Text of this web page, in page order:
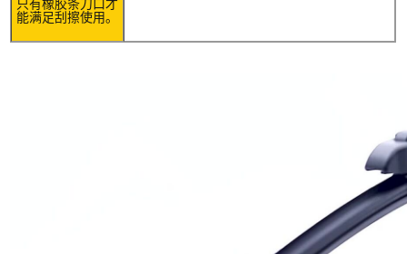
只有橡胶条刀口才
能满足刮擦使用。